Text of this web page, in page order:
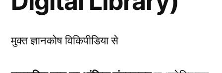
मुक्त ज्ञानकोष विकिपीडिया से